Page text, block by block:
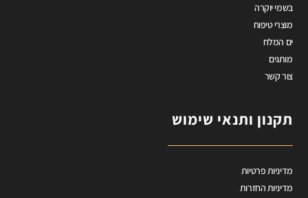
בשמי יוקרה
מוצרי טיפוח
ים המלח
מותגים
צור קשר
תקנון ותנאי שימוש
מדיניות פרטיות
מדיניות החזרות